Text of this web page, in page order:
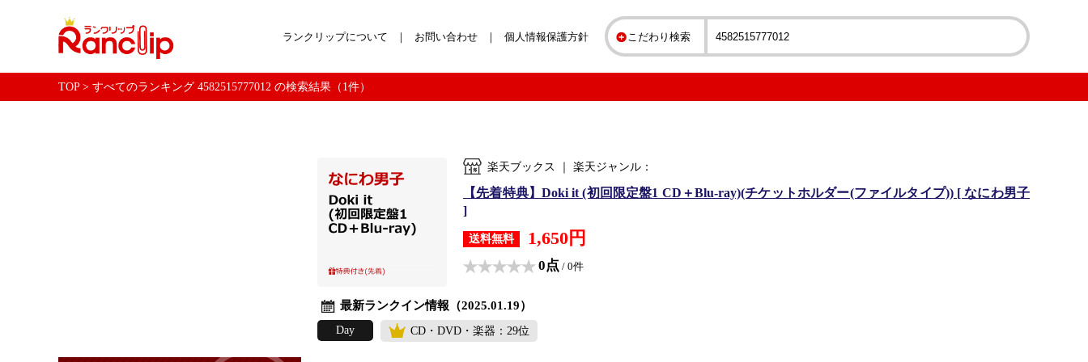
こだわり検索
ランクリップについて お問い合わせ 個人情報保護方針
TOP> すべてのランキング 4582515777012 の検索結果（1件）
楽天ブックス ｜ 楽天ジャンル：
【先着特典】Doki it (初回限定盤1 CD＋Blu-ray)(チケットホルダー(ファイルタイプ)) [ なにわ男子
]
送料無料 1,650円
0点 / 0件
最新ランクイン情報（2025.01.19）
Day CD・DVD・楽器：29位